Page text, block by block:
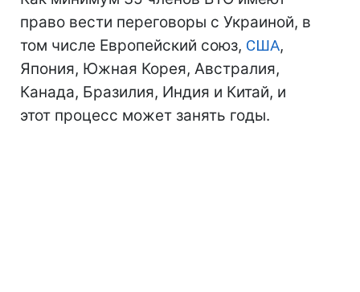
право вести переговоры с Украиной, в
том числе Европейский союз, США,
Япония, Южная Корея, Австралия,
Канада, Бразилия, Индия и Китай, и
этот процесс может занять годы.